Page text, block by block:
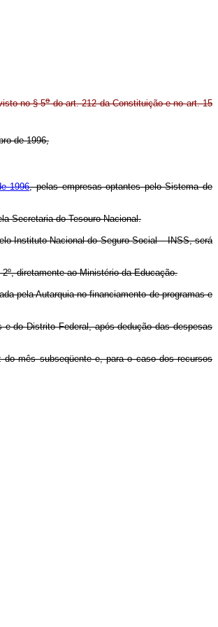
no § 5odo art. 212 da Constituição e no art. 15
de 1996,
1996, pelas empresas optantes pelo Sistema de
Secretaria do Tesouro Nacional.
Instituto Nacional do Seguro Social – INSS, será
diretamente ao Ministério da Educação.
pela Autarquia no financiamento de programas e
do Distrito Federal, após dedução das despesas
mês subseqüente e, para o caso dos recursos